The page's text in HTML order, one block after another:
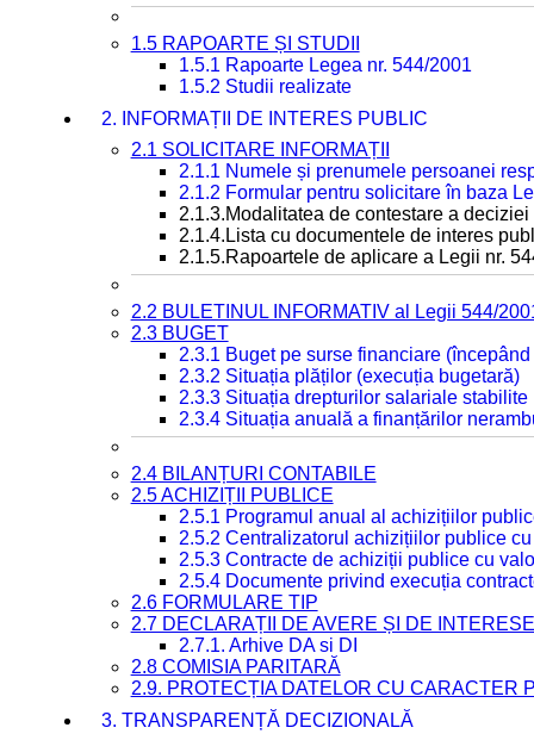
1.5 RAPOARTE ȘI STUDII
1.5.1 Rapoarte Legea nr. 544/2001
1.5.2 Studii realizate
2. INFORMAȚII DE INTERES PUBLIC
2.1 SOLICITARE INFORMAȚII
2.1.1 Numele și prenumele persoanei
2.1.2 Formular pentru solicitare în baza
2.1.3.Modalitatea de contestare a
2.1.4.Lista cu documentele de interes
2.1.5.Rapoartele de aplicare a Legii nr.
2.2 BULETINUL INFORMATIV al Legii 544/
2.3 BUGET
2.3.1 Buget pe surse financiare
2.3.2 Situația plăților (execuția bugetară)
2.3.3 Situația drepturilor salariale
2.3.4 Situația anuală a finanțărilor
2.4 BILANȚURI CONTABILE
2.5 ACHIZIȚII PUBLICE
2.5.1 Programul anual al achizițiilor
2.5.2 Centralizatorul achizițiilor publice
2.5.3 Contracte de achiziții publice cu
2.5.4 Documente privind execuția
2.6 FORMULARE TIP
2.7 DECLARAȚII DE AVERE ȘI DE INTERESE
2.7.1. Arhive DA si DI
2.8 COMISIA PARITARĂ
2.9. PROTECȚIA DATELOR CU CARACTER
3. TRANSPARENȚĂ DECIZIONALĂ